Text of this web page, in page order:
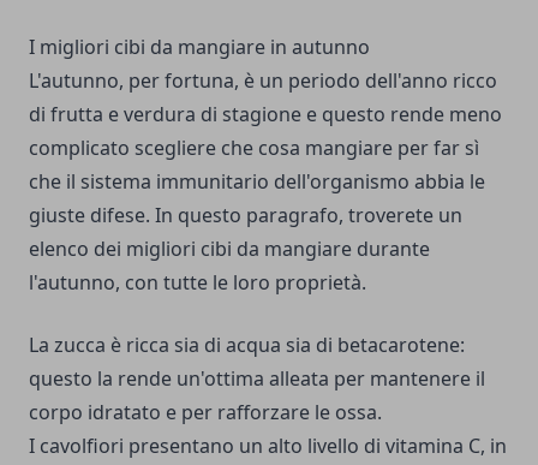
I migliori cibi da mangiare in autunno
L'autunno, per fortuna, è un periodo dell'anno ricco
di frutta e verdura di stagione e questo rende meno
complicato scegliere che cosa mangiare per far sì
che il sistema immunitario dell'organismo abbia le
giuste difese. In questo paragrafo, troverete un
elenco dei migliori cibi da mangiare durante
l'autunno, con tutte le loro proprietà.
La zucca è ricca sia di acqua sia di betacarotene:
questo la rende un'ottima alleata per mantenere il
corpo idratato e per rafforzare le ossa.
I cavolfiori presentano un alto livello di vitamina C, in